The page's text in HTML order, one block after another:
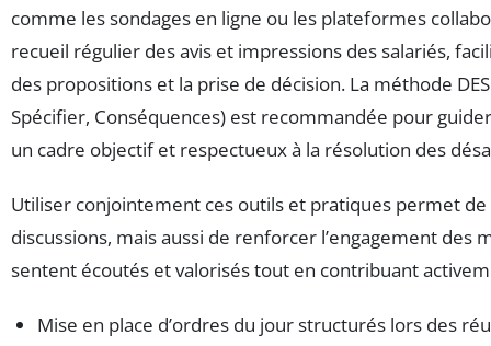
comme les sondages en ligne ou les plateformes
recueil régulier des avis et impressions des salariés,
des propositions et la prise de décision. La méthode
Spécifier, Conséquences) est recommandée pour
un cadre objectif et respectueux à la résolution des
Utiliser conjointement ces outils et pratiques permet
discussions, mais aussi de renforcer l’engagement des
sentent écoutés et valorisés tout en contribuant
Mise en place d’ordres du jour structurés lors des